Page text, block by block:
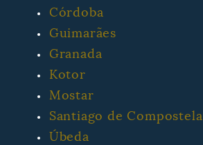
Córdoba
Guimarães
Granada
Kotor
Mostar
Santiago de Compostela
Úbeda